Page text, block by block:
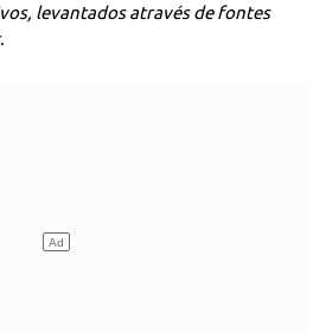
levantados através de fontes